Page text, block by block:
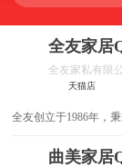
办公器材
汽车用品
金融信
农业化
干洗服务
全屋智能
酒店家具
全屋定制
竹家具
办公家
全友家居
全友家私有限
天猫店
全友创立于1986年，
体的大型现代化家居
曲美家居